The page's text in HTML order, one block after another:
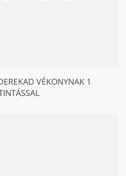
VÉKONYNAK 1